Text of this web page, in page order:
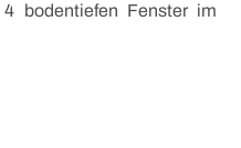
bodentiefen Fenster im